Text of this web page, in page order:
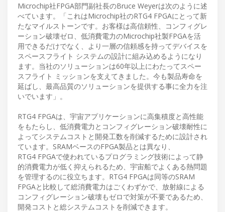
Microchip社FPGA部門副社長のBruce Weyerは次のように述
べています。「これはMicrochip社のRTG4 FPGAにとって新
たなマイルストーンです。お客様は高信頼性、コンフィグレ
ーション破壊ゼロ、低消費電力のMicrochip社製FPGAを活
用できるだけでなく、より一層の信頼感を持ってデバイスを
スペースフライト システムの設計に組み込めるようになり
ます。当社のソリューションは60年以上にわたってスペー
スフライト ミッションを支えてきました。今も製品寿命を
延ばし、最高品質のソリューションを提供する事に全力を注
いでいます」。
RTG4 FPGAは、宇宙アプリケーションに高集積度と高性能
をもたらし、低消費電力とコンフィグレーション破壊耐性に
よってシステムコストと開発工数を削減するために設計され
ています。SRAMベースのFPGA製品とは異なり、
RTG4 FPGAで使われているプログラミング技術によって静
的消費電力が低く抑えられるため、宇宙船でよくある熱問題
を管理するのに役立ちます。RTG4 FPGAは同等のSRAM
FPGAと比較して総消費電力はごくわずかで、放射線による
コンフィグレーション破壊もゼロで対策が不要であるため、
開発コストと総システムコストを削減できます。